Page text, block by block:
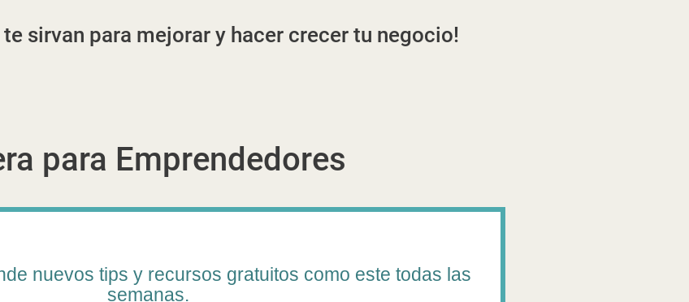
sirvan para mejorar y hacer crecer tu negocio!
para Emprendedores
nuevos tips y recursos gratuitos como este todas las
semanas.